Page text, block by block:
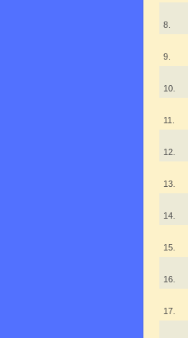
8.
9.
10.
11.
12.
13.
14.
15.
16.
17.